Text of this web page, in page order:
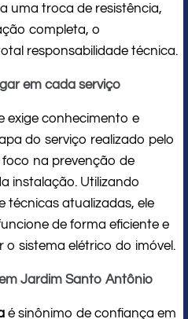
uma troca de resistência,
completa, o
responsabilidade técnica.
em cada serviço
exige conhecimento e
do serviço realizado pelo
na prevenção de
instalação. Utilizando
técnicas atualizadas, ele
de forma eficiente e
sistema elétrico do imóvel.
Jardim Santo Antônio
é sinônimo de confiança em